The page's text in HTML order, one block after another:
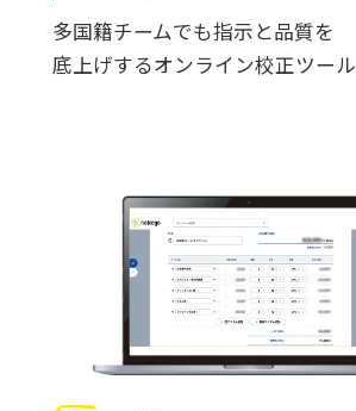
多国籍チームでも指示と品質を
底上げするオンライン校正ツール